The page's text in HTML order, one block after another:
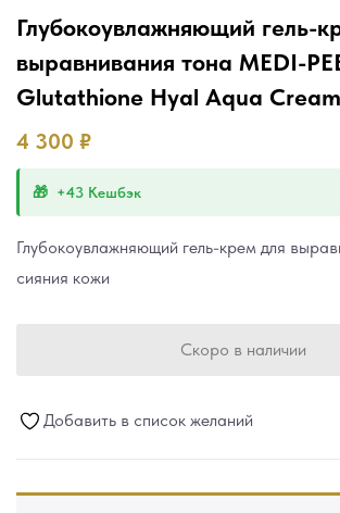
Глубокоувлажняющий гель-
выравнивания тона MEDI-
Glutathione Hyal Aqua Cream
4 300 ₽
+43 Кешбэк
Глубокоувлажняющий гель-крем для
сияния кожи
Скоро в наличии
Добавить в список желаний